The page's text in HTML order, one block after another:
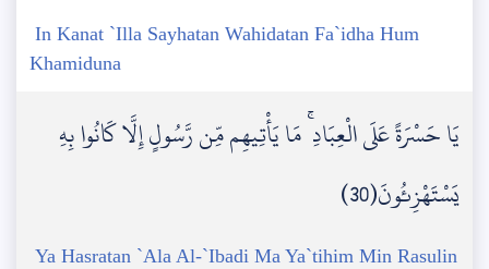
In Kanat `Illa Sayhatan Wahidatan Fa`idha Hum
Khamiduna
يَا حَسْرَةً عَلَى الْعِبَادِ ۚ مَا يَأْتِيهِم مِّن رَّسُولٍ إِلَّا كَانُوا بِهِ
يَسْتَهْزِئُونَ(30)
Ya Hasratan `Ala Al-`Ibadi Ma Ya`tihim Min Rasulin